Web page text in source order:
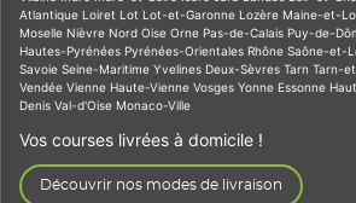
Atlantique Loiret Lot Lot-et-Garonne Lozère Maine-et-
Moselle Nièvre Nord Oise Orne Pas-de-Calais Puy-de-
Hautes-Pyrénées Pyrénées-Orientales Rhône Saône-et-
Savoie Seine-Maritime Yvelines Deux-Sèvres Tarn Tarn-
Vendée Vienne Haute-Vienne Vosges Yonne Essonne
Denis Val-d'Oise Monaco-Ville
Vos courses livrées à domicile !
Découvrir nos modes de livraison